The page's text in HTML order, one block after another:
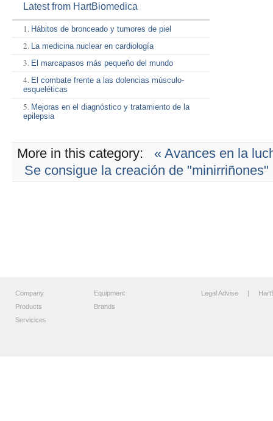
Latest from HartBiomedica
Hábitos de bronceado y tumores de piel
La medicina nuclear en cardiología
El marcapasos más pequeño del mundo
El combate frente a las dolencias músculo-
esqueléticas
Mejoras en el diagnóstico y tratamiento de la
epilepsia
More in this category:
« Avances en la
Se consigue la creación de "minirriñones"
Company
Products
Servicices
Equipment
Brands
Legal Advise |